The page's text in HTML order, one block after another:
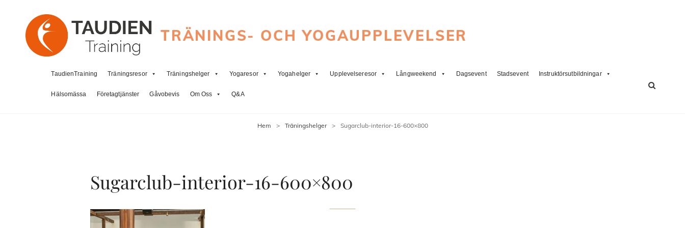
TRÄNINGS- OCH YOGAUPPLEVELSER
TaudienTraining Träningsresor Träningshelger Yogaresor Yogahelger Upplevelseresor Långweekend Dagsevent Stadsevent Instruktörsutbildningar
Hälsomässa Företagtjänster Gåvobevis Om Oss Q&A
Hem > Träningshelger > Sugarclub-interior-16-600×800
Sugarclub-interior-16-600×800